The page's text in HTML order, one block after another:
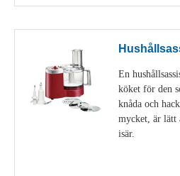
En
köket för den
knåda och
mycket, är lätt
isär.